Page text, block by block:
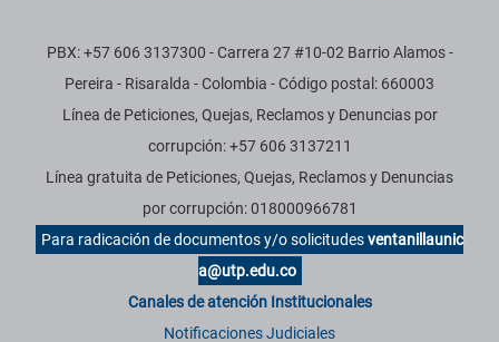
PBX: +57 606 3137300 - Carrera 27 #10-02 Barrio Alamos -
Pereira - Risaralda - Colombia - Código postal: 660003
Línea de Peticiones, Quejas, Reclamos y Denuncias por
corrupción: +57 606 3137211
Línea gratuita de Peticiones, Quejas, Reclamos y Denuncias
por corrupción: 018000966781
Para radicación de documentos y/o solicitudesventanillaunic
a@utp.edu.co
Canales de atención Institucionales
Notificaciones Judiciales